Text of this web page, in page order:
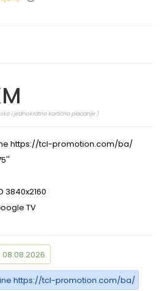
i jednokratno kartično plaćanje )
https://tcl-promotion.com/ba/
3840x2160
TV
https://tcl-promotion.com/ba/